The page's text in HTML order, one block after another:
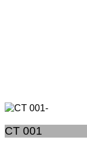
CT 001